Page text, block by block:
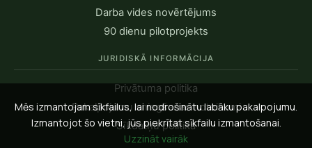
Darba vides novērtējums
90 dienu pilotprojekts
JURIDISKĀ INFORMĀCIJA
Privātuma politika
Pakalpojumu sniegšanas noteikumi
Sīkdatņu politika
Mēs izmantojam sīkfailus, lai nodrošinātu labāku pakalpojumu.
Izmantojot šo vietni, jūs piekrītat sīkfailu izmantošanai.
Uzzināt vairāk